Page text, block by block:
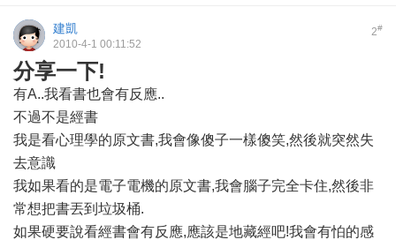
2#
建凱
2010-4-1 00:11:52
分享一下!
有A..我看書也會有反應..
不過不是經書
我是看心理學的原文書,我會像傻子一樣傻笑,然後就突然失
去意識
我如果看的是電子電機的原文書,我會腦子完全卡住,然後非
常想把書丟到垃圾桶.
如果硬要說看經書會有反應,應該是地藏經吧!我會有怕的感